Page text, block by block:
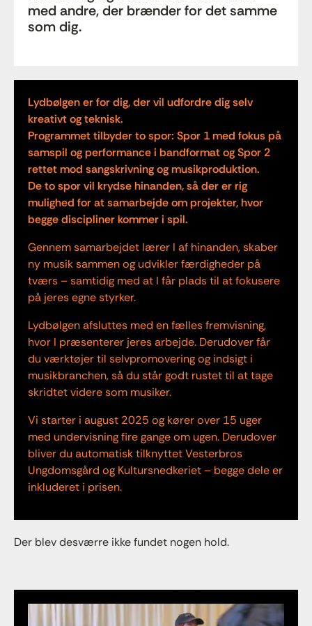
med andre, der brænder for det samme
som dig.
Lydbølgen er for dig, der vil udfordre dig selv
kreativt og teknisk.
Programmet tilbyder to spor: Spor 1 med fokus på
samspil og performance i bandformat og Spor 2
rettet mod sangskrivning og musikproduktion.
De to spor vil krydse hinanden, så der er rig
mulighed for at samarbejde om projekter, hvor
begge discipliner kommer i spil.
Gennem samarbejdet lærer I af hinanden, skaber
ny musik sammen og udvikler færdigheder på
tværs – samtidig med at I får plads til at fokusere
på jeres egne styrker.
Lydbølgen afsluttes med en fælles fremvisning,
hvor I præsenterer jeres arbejde. Derudover får
du værktøjer til selvpromovering og indsigt i
musikbranchen, så du står godt rustet til at tage
skridtet videre som musiker.
Vi starter i august 2025 og kører over 15 uger
med undervisning fire gange om ugen. Derudover
bliver du automatisk tilknyttet Vesterbros
Ungdomsgård og Kultursnedkeriet – begge dele er
inkluderet i prisen.
Der blev desværre ikke fundet nogen hold.